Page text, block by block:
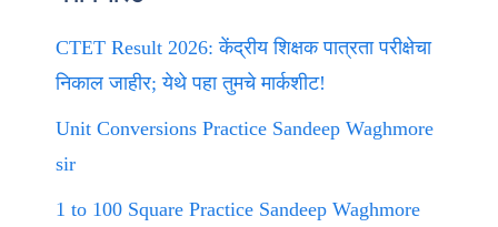
CTET Result 2026: केंद्रीय शिक्षक पात्रता परीक्षेचा
निकाल जाहीर; येथे पहा तुमचे मार्कशीट!
Unit Conversions Practice Sandeep Waghmore
sir
1 to 100 Square Practice Sandeep Waghmore